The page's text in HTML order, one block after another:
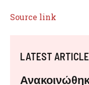
Source link
LATEST